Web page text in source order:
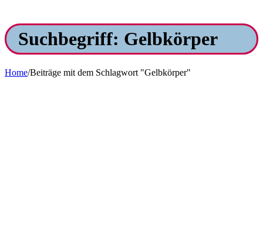
Suchbegriff: Gelbkörper
Home/Beiträge mit dem Schlagwort "Gelbkörper"